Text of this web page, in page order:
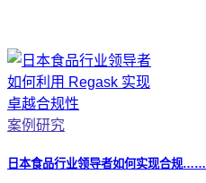
案例研究
日本食品行业领导者如何实现合规……